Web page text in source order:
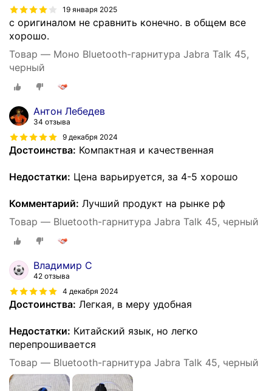
19 января 2025
с оригиналом не сравнить конечно. в общем все
хорошо.
Товар — Моно Bluetooth-гарнитура Jabra Talk 45,
черный
Антон Лебедев
34 отзыва
9 декабря 2024
Достоинства: Компактная и качественная
Недостатки: Цена варьируется, за 4-5 хорошо
Комментарий: Лучший продукт на рынке рф
Товар — Bluetooth-гарнитура Jabra Talk 45, черный
Владимир С
42 отзыва
4 декабря 2024
Достоинства: Легкая, в меру удобная
Недостатки: Китайский язык, но легко
перепрошивается
Товар — Bluetooth-гарнитура Jabra Talk 45, черный